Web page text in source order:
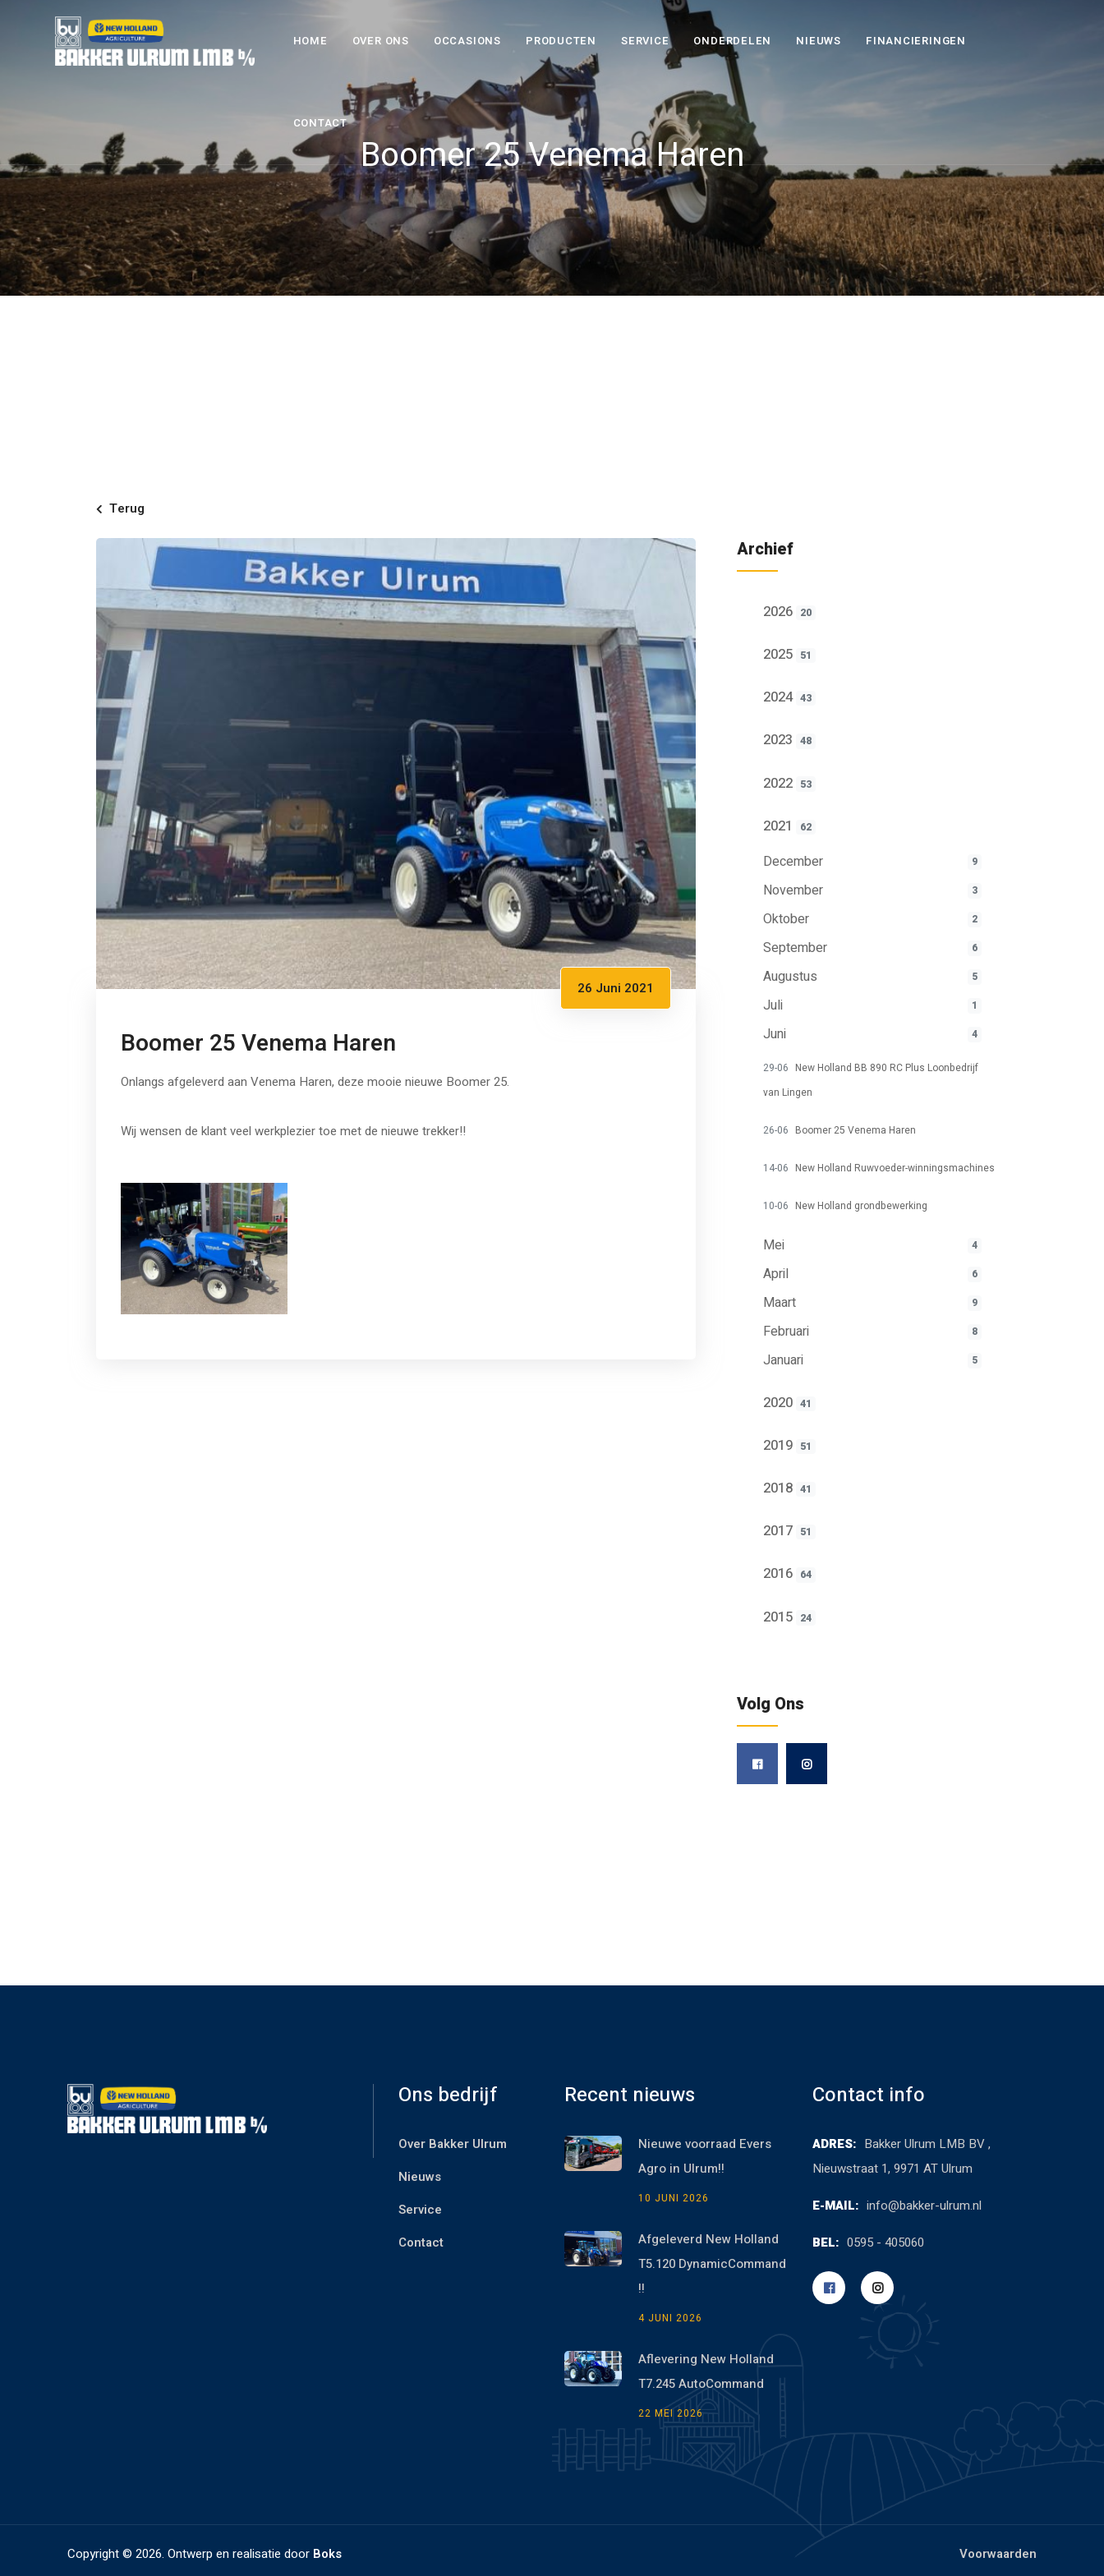
HOME OVER ONS OCCASIONS PRODUCTEN SERVICE ONDERDELEN NIEUWS FINANCIERINGEN
CONTACT
Boomer 25 Venema Haren
Terug
26 Juni 2021
Boomer 25 Venema Haren
Onlangs afgeleverd aan Venema Haren, deze mooie nieuwe Boomer 25.
Wij wensen de klant veel werkplezier toe met de nieuwe trekker!!
Archief
2026 20
2025 51
2024 43
2023 48
2022 53
2021 62
December 9
November 3
Oktober 2
September 6
Augustus 5
Juli 1
Juni 4
29-06 New Holland BB 890 RC Plus Loonbedrijf
van Lingen
26-06 Boomer 25 Venema Haren
14-06 New Holland Ruwvoeder-winningsmachines
10-06 New Holland grondbewerking
Mei 4
April 6
Maart 9
Februari 8
Januari 5
2020 41
2019 51
2018 41
2017 51
2016 64
2015 24
Volg Ons
Ons bedrijf
Over Bakker Ulrum
Nieuws
Service
Contact
Recent nieuws
Nieuwe voorraad Evers
Agro in Ulrum!!
10 JUNI 2026
Afgeleverd New Holland
T5.120 DynamicCommand
!!
4 JUNI 2026
Aflevering New Holland
T7.245 AutoCommand
22 MEI 2026
Contact info
ADRES: Bakker Ulrum LMB BV ,
Nieuwstraat 1, 9971 AT Ulrum
E-MAIL: info@bakker-ulrum.nl
BEL: 0595 - 405060
Copyright ©2026. Ontwerp en realisatie door Boks Voorwaarden